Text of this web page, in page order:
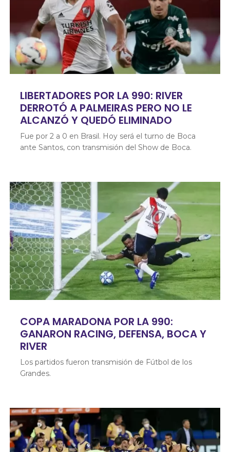
LIBERTADORES POR LA 990: RIVER
DERROTÓ A PALMEIRAS PERO NO LE
ALCANZÓ Y QUEDÓ ELIMINADO
Fue por 2 a 0 en Brasil. Hoy será el turno de Boca
ante Santos, con transmisión del Show de Boca.
COPA MARADONA POR LA 990:
GANARON RACING, DEFENSA, BOCA Y
RIVER
Los partidos fueron transmisión de Fútbol de los
Grandes.